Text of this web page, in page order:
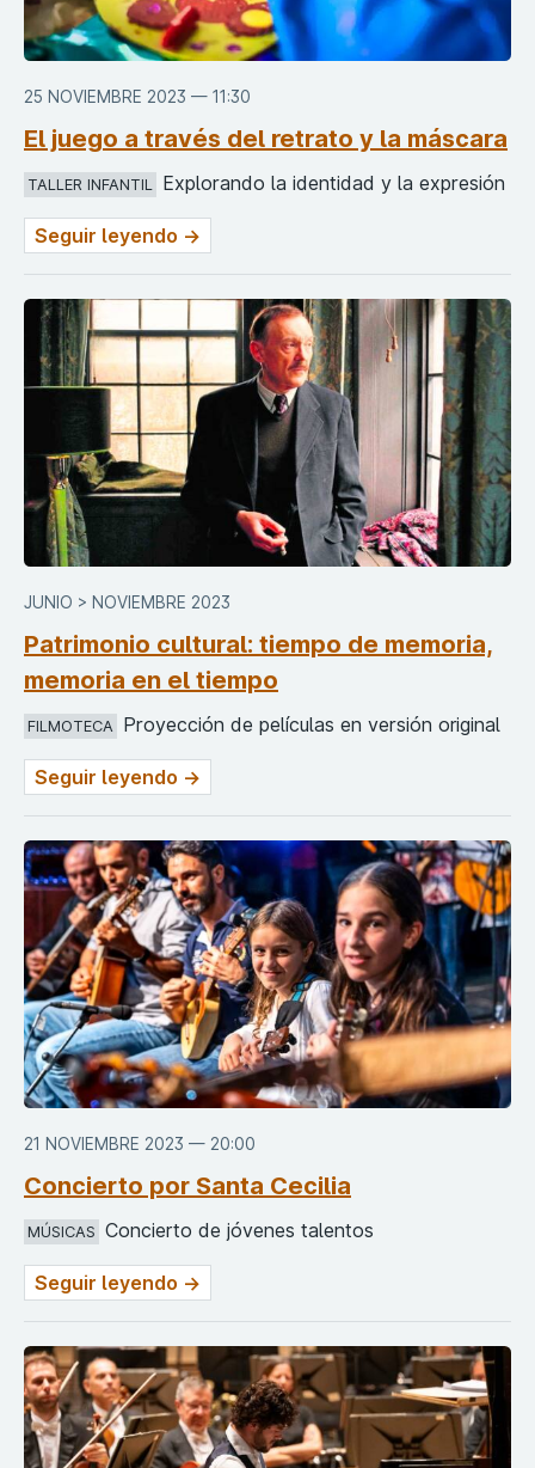
25 NOVIEMBRE 2023 — 11:30
El juego a través del retrato y la máscara
TALLER INFANTIL Explorando la identidad y la expresión
Seguir leyendo →
JUNIO > NOVIEMBRE 2023
Patrimonio cultural: tiempo de memoria,
memoria en el tiempo
FILMOTECA Proyección de películas en versión original
Seguir leyendo →
21 NOVIEMBRE 2023 — 20:00
Concierto por Santa Cecilia
MÚSICAS Concierto de jóvenes talentos
Seguir leyendo →